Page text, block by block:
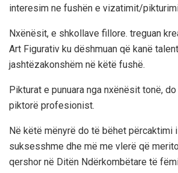
interesim ne fushën e vizatimit/
Nxënësit, e shkollave fillore. treguan
Art Figurativ ku dëshmuan që kanë
jashtëzakonshëm në këtë fushë.
Pikturat e punuara nga nxënësit tonë,
piktorë profesionist.
Në këtë mënyrë do të bëhet përcaktimi
suksesshme dhe më me vlerë që
qershor në Ditën Ndërkombëtare të